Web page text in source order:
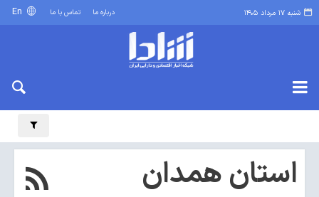
شنبه ۱۷ مرداد ۱۴۰۵ درباره ما تماس با ما
استان همدان